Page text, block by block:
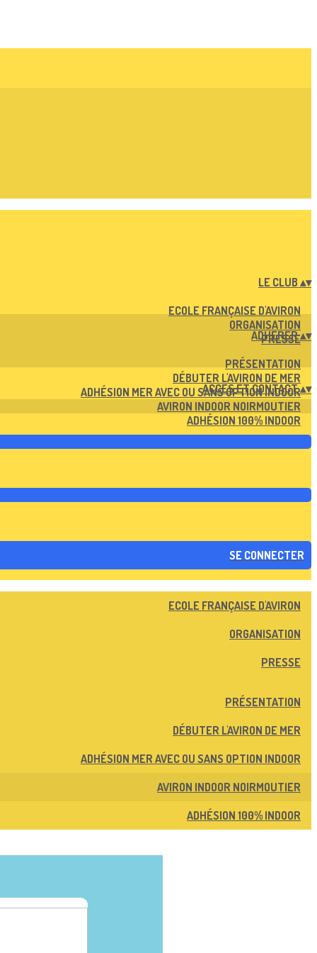
LE CLUB ▴▾
ECOLE FRANÇAISE D'AVIRON
ORGANISATION
PRESSE
ADHERER▴▾
PRÉSENTATION
DÉBUTER L'AVIRON DE MER
ADHÉSION MER AVEC OU SANS OPTION INDOOR
AVIRON INDOOR NOIRMOUTIER
ADHÉSION 100% INDOOR
ACCES ET CONTACT▴▾
SE CONNECTER
ECOLE FRANÇAISE D'AVIRON
ORGANISATION
PRESSE
PRÉSENTATION
DÉBUTER L'AVIRON DE MER
ADHÉSION MER AVEC OU SANS OPTION INDOOR
AVIRON INDOOR NOIRMOUTIER
ADHÉSION 100% INDOOR